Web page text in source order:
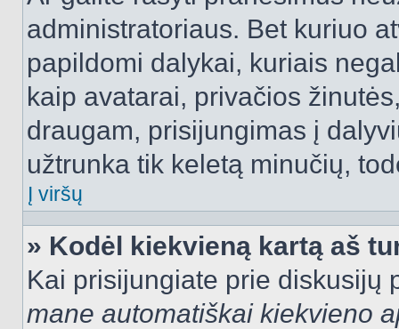
administratoriaus. Bet kuriuo
papildomi dalykai, kuriais
kaip avatarai, privačios
draugam, prisijungimas į
užtrunka tik keletą minučių,
Į viršų
» Kodėl kiekvieną kartą aš
Kai prisijungiate prie diskusijų
mane automatiškai kiekvieno